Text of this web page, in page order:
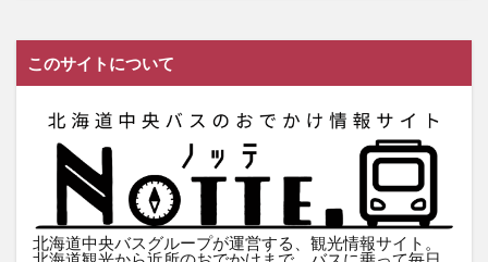
このサイトについて
北海道中央バスグループが運営する、観光情報サイト。